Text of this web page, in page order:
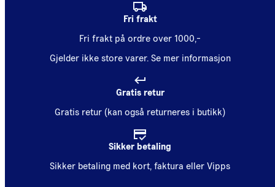
Fri frakt
Fri frakt på ordre over 1000,-
Gjelder ikke store varer. Se mer informasjon
Gratis retur
Gratis retur (kan også returneres i butikk)
Sikker betaling
Sikker betaling med kort, faktura eller Vipps